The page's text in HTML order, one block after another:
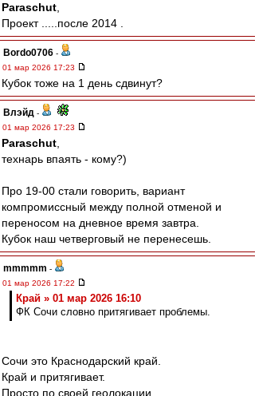
Paraschut
Проект .....после 2014 .
Bordo0706 -
01 мар 2026 17:23
Кубок тоже на 1 день сдвинут?
Влэйд -
01 мар 2026 17:23
Paraschut
технарь впаять - кому?)
Про 19-00 стали говорить, вариант
компромиссный между полной отменой и
переносом на дневное время завтра.
Кубок наш четверговый не перенесешь.
mmmmm -
01 мар 2026 17:22
Край » 01 мар 2026 16:10
ФК Сочи словно притягивает проблемы.
Сочи это Краснодарский край.
Край и притягивает.
Просто по своей геолокации.